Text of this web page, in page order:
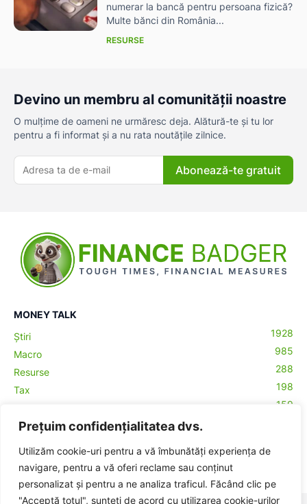
Prețuim confidențialitatea dvs.
Utilizăm cookie-uri pentru a vă îmbunătăți experiența de
navigare, pentru a vă oferi reclame sau conținut
personalizat și pentru a ne analiza traficul. Făcând clic pe
"Acceptă totul", sunteți de acord cu utilizarea cookie-urilor
numerar la bancă pentru persoana fizică?
Multe bănci din România...
RESURSE
Devino un membru al comunității noastre
O mulțime de oameni ne urmăresc deja. Alătură-te și tu lor
pentru a fi informat și a nu rata noutățile zilnice.
Abonează-te gratuit
MONEY TALK
Știri
1928
Macro
985
Resurse
288
Tax
198
159
Contabilitate
Crypto